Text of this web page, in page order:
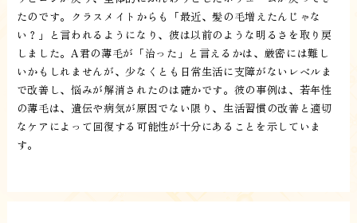
たのです。クラスメイトからも「最近、髪の毛増えたんじゃな
い？」と言われるようになり、彼は以前のような明るさを取り戻
しました。A君の薄毛が「治った」と言えるかは、厳密には難し
いかもしれませんが、少なくとも日常生活に支障がないレベルま
で改善し、悩みが解消されたのは確かです。彼の事例は、若年性
の薄毛は、遺伝や病気が原因でない限り、生活習慣の改善と適切
なケアによって回復する可能性が十分にあることを示していま
す。